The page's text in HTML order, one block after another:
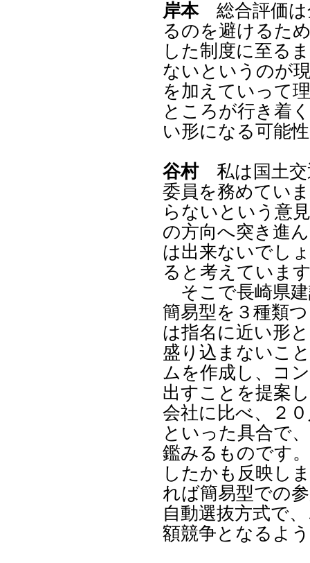
岸本総合評価は
るのを避けるた
した制度に至る
ないというのが
を加えていって
ところが行き着
い形になる可能
谷村私は国土交
委員を務めてい
らないという意
の方向へ突き進
は出来ないでし
ると考えていま
そこで長崎県建
簡易型を３種類
は指名に近い形
盛り込まないこ
ムを作成し、コ
出すことを提案
会社に比べ、２
といった具合で
鑑みるものです
したかも反映し
れば簡易型での
自動選抜方式で
額競争となるよ